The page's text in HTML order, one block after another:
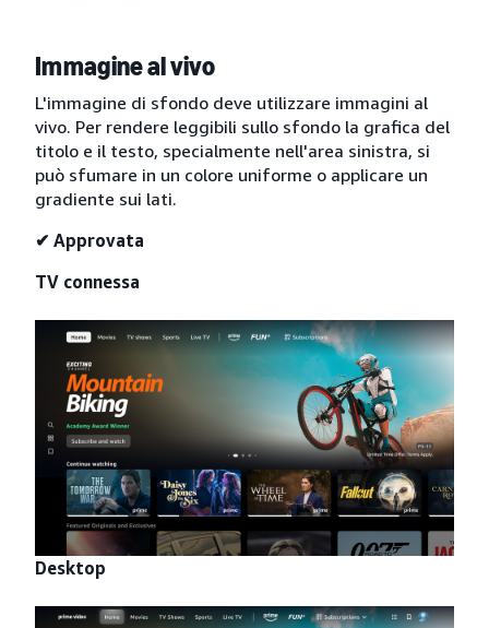
Immagine al vivo
L'immagine di sfondo deve utilizzare immagini al
vivo. Per rendere leggibili sullo sfondo la grafica del
titolo e il testo, specialmente nell'area sinistra, si
può sfumare in un colore uniforme o applicare un
gradiente sui lati.
✔ Approvata
TV connessa
Desktop